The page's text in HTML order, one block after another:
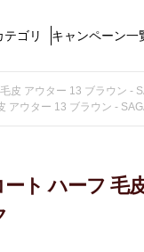
ゴリ キャンペーン一
皮 アウター 13 ブラウン -
アウター 13 ブラウン -
ト ハーフ 毛